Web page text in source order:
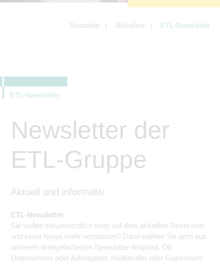
Startseite Aktuelles ETL-Newsletter
ETL-Newsletter
Newsletter der
ETL-Gruppe
Aktuell und informativ.
ETL-Newsletter
Sie wollen steuerrechtlich stets auf dem aktuellen Stand sein
und keine News mehr verpassen? Dann wählen Sie gern aus
unserem breitgefächerten Newsletter-Angebot. Ob
Unternehmer oder Arbeitgeber, Heilberufler oder Gastronom:
Angebotes einschließlich der
Angeboten von z.B. Facebook und
LinkedIn.